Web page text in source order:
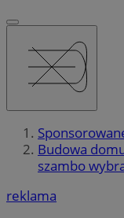
Budowa
szambo
reklama